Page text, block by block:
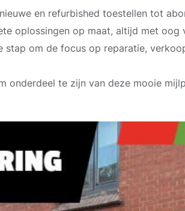
en refurbished toestellen tot
oplossingen op maat, altijd met
stap om de focus op reparatie,
onderdeel te zijn van deze mooie